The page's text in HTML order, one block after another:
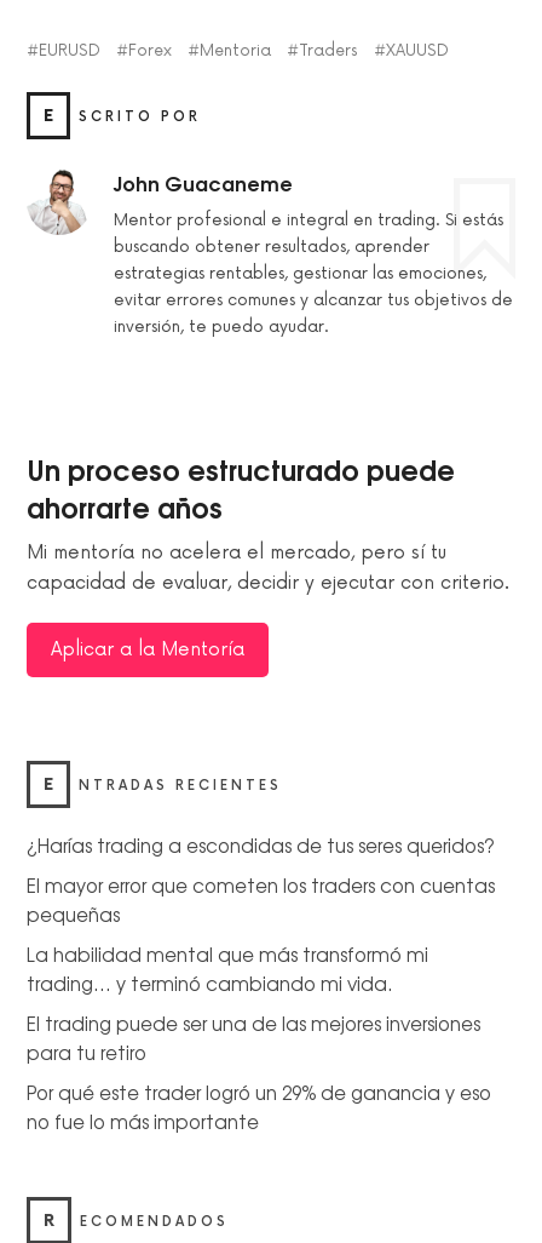
EURUSD Forex Mentoria Traders XAUUSD
E SCRITO POR
John Guacaneme
Mentor profesional e integral en trading. Si estás
buscando obtener resultados, aprender
estrategias rentables, gestionar las emociones,
evitar errores comunes y alcanzar tus objetivos de
inversión, te puedo ayudar.
Un proceso estructurado puede
ahorrarte años
Mi mentoría no acelera el mercado, pero sí tu
capacidad de evaluar, decidir y ejecutar con criterio.
Aplicar a la Mentoría
E NTRADAS RECIENTES
¿Harías trading a escondidas de tus seres queridos?
El mayor error que cometen los traders con cuentas
pequeñas
La habilidad mental que más transformó mi
trading… y terminó cambiando mi vida.
El trading puede ser una de las mejores inversiones
para tu retiro
Por qué este trader logró un 29% de ganancia y eso
no fue lo más importante
R ECOMENDADOS